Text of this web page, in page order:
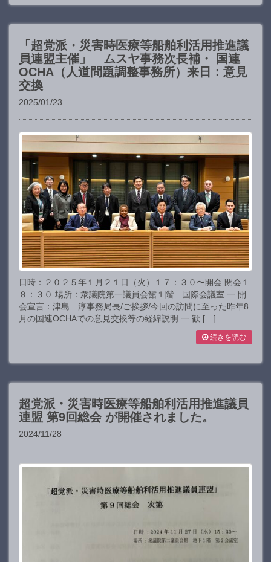
「超党派・災害時医療等船舶利活用推進議
員連盟主催」 ムスヤ事務次長補・ 国連
OCHA（人道問題調整事務所）来日：意見
交換
2025/01/23
日時：２０２５年１月２１日（火）１７：３０〜開会 閉会１
８：３０ 場所：衆議院第一議員会館１階 国際会議室 一.開
会宣言：津島 淳事務局長/ご挨拶/今回の訪問に至った昨年8
月の国連OCHAでの意見交換等の経緯説明 一.歓 […]
続きを読む
超党派・災害時医療等船舶利活用推進議員
連盟 第9回総会 が開催されました。
2024/11/28